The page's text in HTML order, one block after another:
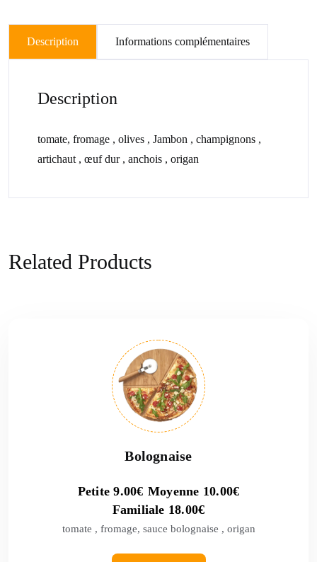
Description Informations complémentaires
Description
tomate, fromage , olives , Jambon , champignons ,
artichaut , œuf dur , anchois , origan
Related Products
Bolognaise
Petite9.00€ Moyenne 10.00€
Familiale 18.00€
tomate , fromage, sauce bolognaise , origan